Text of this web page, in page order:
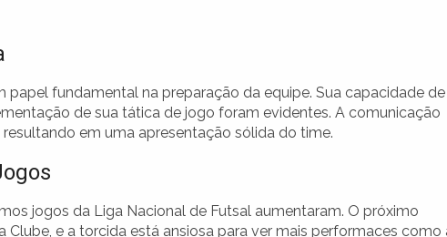
papel fundamental na preparação da equipe. Sua capacidade de
de sua tática de jogo foram evidentes. A comunicação
em uma apresentação sólida do time.
jogos da Liga Nacional de Futsal aumentaram. O próximo
Clube, e a torcida está ansiosa para ver mais performaces como